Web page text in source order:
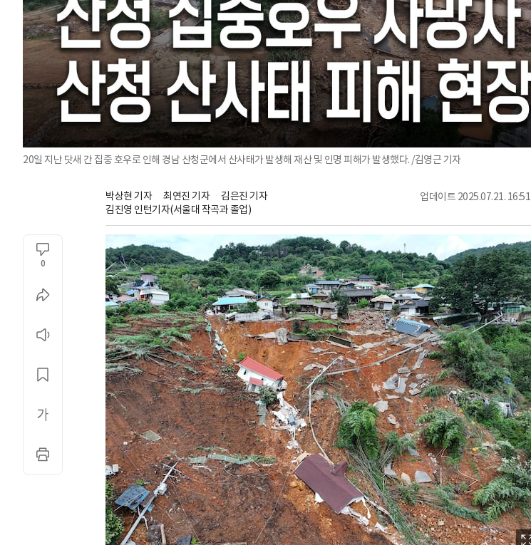
20일 지난 닷새 간 집중 호우로 인해 경남 산청군에서 산사태가 발생해 재산 및 인명 피해가 발생했다. /김영근 기자
박상현 기자 최연진 기자
김은진 기자
김진영 인턴기자(서울대 작곡과 졸업)
업데이트 2025.07.21. 16:51
0